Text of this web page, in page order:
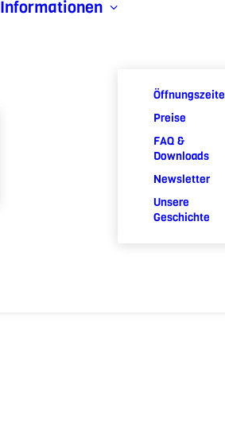
Informationen
Preise
FAQ &
Downloads
Newsletter
Unsere
Geschichte